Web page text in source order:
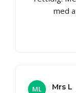
med
ML
Mrs L